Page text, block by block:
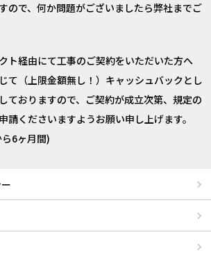
ので、何か問題がございましたら弊社までご
ト経由にて工事のご契約をいただいた方へ
て（上限金額無し！）キャッシュバックとし
ておりますので、ご契約が成立次第、規定の
請くださいますようお願い申し上げます。
6ヶ月間)